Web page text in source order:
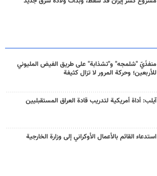
منفذَيّ "شلمجه" و"تشذابة" على طريق الفيض المليوني
للأربعين؛ وحركة المرور لا تزال كثيفة
آيلب: أداة أمريكية لتدريب قادة العراق المستقبليين
استدعاء القائم بالأعمال الأوكراني إلى وزارة الخارجية